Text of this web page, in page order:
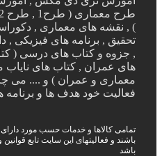
) , نقشه های معماری ,
تحقیق , برنامه های فیزیکی ,
, جزوه و کتاب های درسی (
های عمران , کتاب های نایاب
فعالیت خود هدف ها و برنامه
تمامی کالاها و خدمات حسب مورد
باشند و فعالیتهای این سایت تابع
باشد